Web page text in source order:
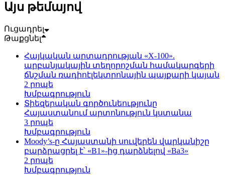
Այս թեմայով
Ուցադրել
Թաքցնել
Հայկական արտադրության «X-100».
արբանյակային տեղորոշման համակարգերի
ճնշման ռադիոէլեկտրոնային պայքարի կայան
2 րոպե
Խմբագրություն
Տիեզերական գործունեությունը
Հայաստանում արտոնություն կստանա
3 րոպե
Խմբագրություն
Moody’s-ը Հայաստանի սուվերեն վարկանիշը
բարձրացրել է՝ «B1»-ից դարձնելով «Ba3»
2 րոպե
Խմբագրություն